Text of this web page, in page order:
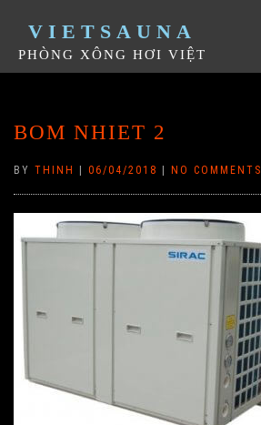
VIETSAUNA
PHÒNG XÔNG HƠI VIỆT
BOM NHIET 2
BY THINH 06/04/2018 NO COMMENTS